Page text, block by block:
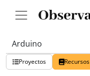
Proyectos Recursos